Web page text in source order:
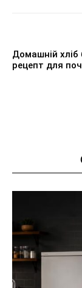
Домашній
рецепт для